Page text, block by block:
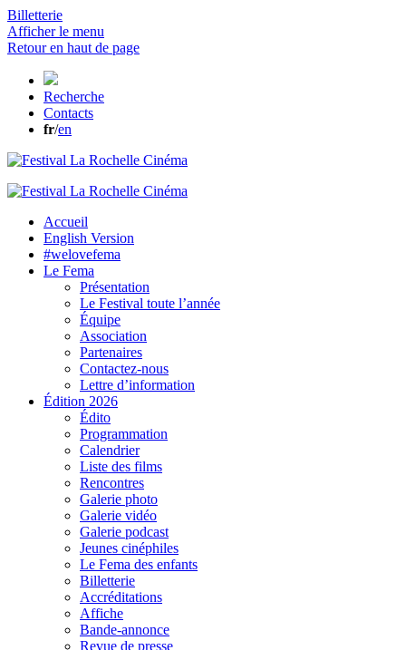
Billetterie
Afficher le menu
Retour en haut de page
Recherche
Contacts
fr/en
Accueil
English Version
#welovefema
Le Fema
Présentation
Le Festival toute l’année
Équipe
Association
Partenaires
Contactez-nous
Lettre d’information
Édition 2026
Édito
Programmation
Calendrier
Liste des films
Rencontres
Galerie photo
Galerie vidéo
Galerie podcast
Jeunes cinéphiles
Le Fema des enfants
Billetterie
Accréditations
Affiche
Bande-annonce
Revue de presse